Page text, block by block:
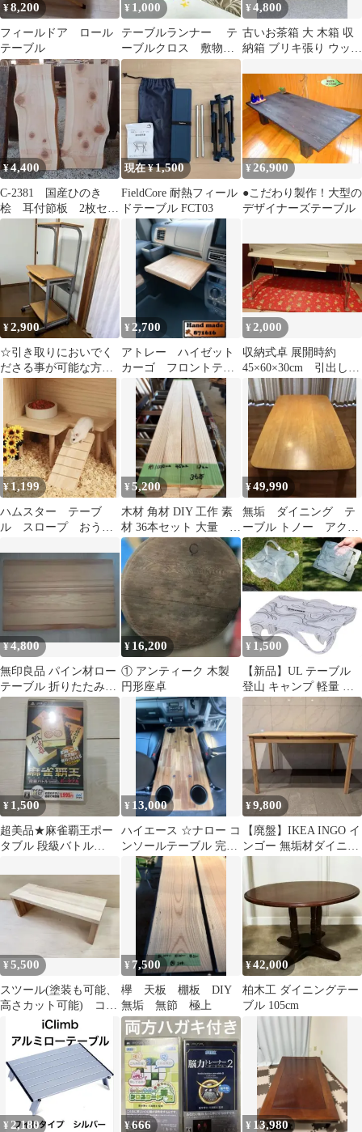
¥8,200
フィールドア ロール
テーブル
¥ 1,000
テーブルランナー テ
ーブルクロス 敷物
テーブルセンターマル
チカバー【760】
¥4,800
古いお茶箱 大 木箱 収
納箱 ブリキ張り ウッド
¥4,400
C-2381 国産ひのき
桧 耳付節板 2枚セッ
ト無垢材 DIY
現在 ¥1,500
FieldCore 耐熱フィール
ドテーブル FCT03
¥26,900
●こだわり製作！大型の
デザイナーズテーブル
¥2,900
☆引き取りにおいでく
ださる事が可能な方専
ソコンデスク
¥ 2,700
アトレー ハイゼット
カーゴ フロントテー
ブル
¥ 2,000
収納式卓 展開時約
45×60×30cm 引出し付
き ガラス部分有
¥1,199
ハムスター テーブ
ル スロープ おう
れ家
¥5,200
木材 角材 DIY 工作 素
材 36本セット 大量 無
節
¥49,990
無垢 ダイニング テ
ーブル トノー アクタ
ス 日進木工 オー
ク 150×80
¥4,800
無印良品 パイン材ロー
テーブル 折りたたみ式
幅80cm ナチュラル
¥ 16,200
① アンティーク 木製
円形座卓
¥ 1,500
【新品】UL テーブル
登山 キャンプ 軽量 ホ
ワイト コンパクト 折り
¥ 1,500
超美品★麻雀覇王ポー
タブル 段級バトル
BEST★動作OK
¥ 13,000
ハイエース ☆ナロー コ
ンソールテーブル 完成
¥9,800
【廃盤】IKEA INGO イ
ンゴー 無垢材ダイニン
グテーブル 直接引取
¥5,500
スツール(塗装も可能、
高さカット可能) コの
字ラック 踏み台
¥ 7,500
欅 天板 棚板 DIY
無垢 無節 極上
¥42,000
柏木工 ダイニングテー
ブル 105cm
¥ 2,180 ¥666 ¥ 13,980